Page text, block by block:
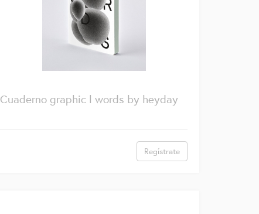
Cuaderno graphic l words by heyday
Regístrate